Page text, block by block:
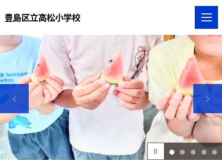
豊島区立高松小学校
1 2 3 4 5